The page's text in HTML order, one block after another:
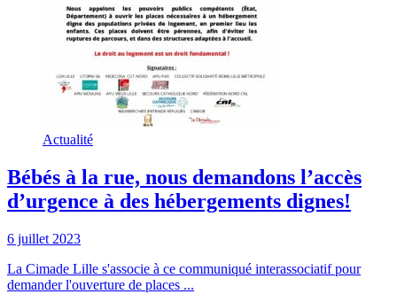
Actualité
Bébés à la rue, nous demandons l’accès
d’urgence à des hébergements dignes!
6 juillet 2023
La Cimade Lille s'associe à ce communiqué interassociatif pour
demander l'ouverture de places ...